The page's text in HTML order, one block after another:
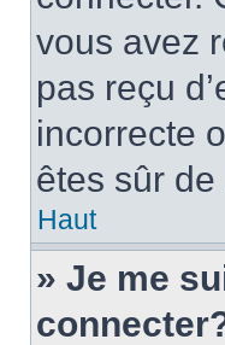
vous avez
pas reçu
incorrecte
êtes sûr de
Haut
» Je me